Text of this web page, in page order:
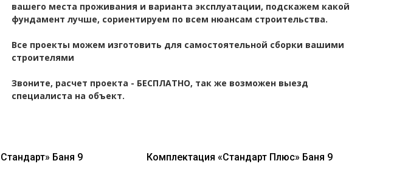
вашего места проживания и варианта эксплуатации, подскажем какой
фундамент лучше, сориентируем по всем нюансам строительства.
Все проекты можем изготовить для самостоятельной сборки вашими
строителями
Звоните, расчет проекта - БЕСПЛАТНО, так же возможен выезд
специалиста на объект.
Баня 9 Комплектация «Стандарт Плюс» Баня 9